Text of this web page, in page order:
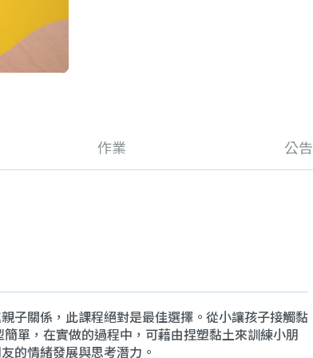
作業 公告
子關係，此課程絕對是最佳選擇。從小讓孩子接觸黏
單，在實做的過程中，可藉由捏塑黏土來訓練小朋
的情緒發展與思考潛力。